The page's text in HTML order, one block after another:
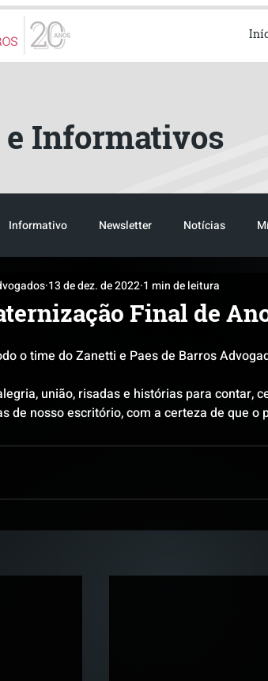
Informativos
Informativo Newsletter Notícias
Pós-evento TRANSPORTE
Final de
13 de dez. de 2022 1 min de leitura
o time do Zanetti e Paes de Barros
união, risadas e histórias para contar,
de nosso escritório, com a certeza de que o